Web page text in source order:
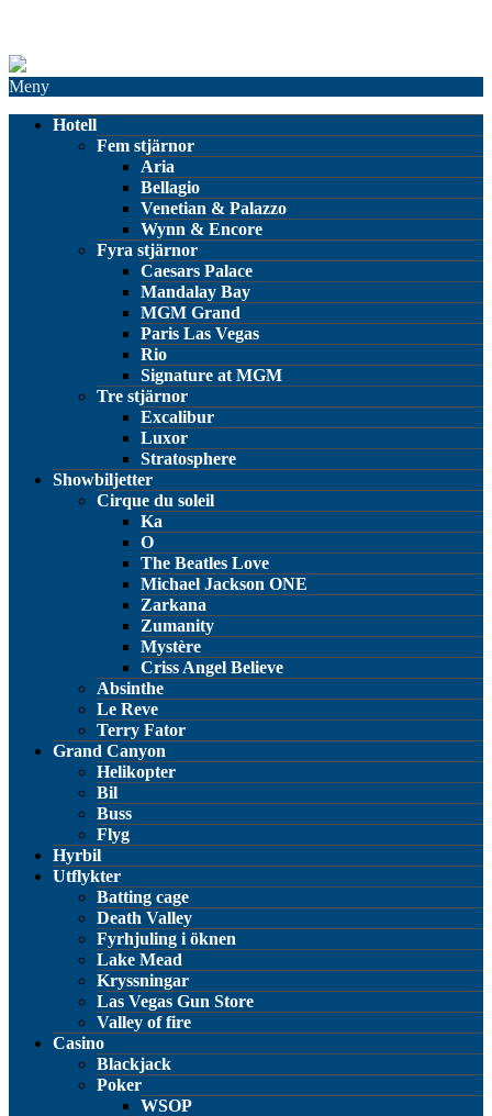
Meny
Hotell
Fem stjärnor
Aria
Bellagio
Venetian & Palazzo
Wynn & Encore
Fyra stjärnor
Caesars Palace
Mandalay Bay
MGM Grand
Paris Las Vegas
Rio
Signature at MGM
Tre stjärnor
Excalibur
Luxor
Stratosphere
Showbiljetter
Cirque du soleil
Ka
O
The Beatles Love
Michael Jackson ONE
Zarkana
Zumanity
Mystère
Criss Angel Believe
Absinthe
Le Reve
Terry Fator
Grand Canyon
Helikopter
Bil
Buss
Flyg
Hyrbil
Utflykter
Batting cage
Death Valley
Fyrhjuling i öknen
Lake Mead
Kryssningar
Las Vegas Gun Store
Valley of fire
Casino
Blackjack
Poker
WSOP